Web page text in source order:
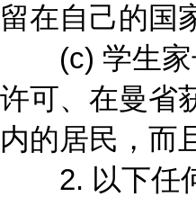
留在自己的国
(c) 学生家
许可、在曼省
内的居民，而
2. 以下任何